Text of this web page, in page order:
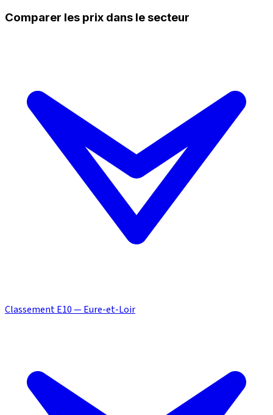
Comparer les prix dans le secteur
Classement E10 — Eure-et-Loir